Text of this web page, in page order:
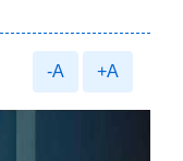
A+
A-